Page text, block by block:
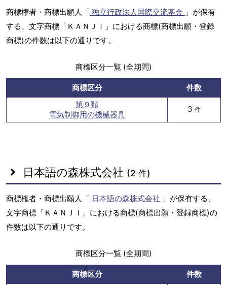
商標権者・商標出願人「 独立行政法人国際交流基金 」が保有
する、文字商標「ＫＡＮＪＩ」における商標(商標出願・登録
商標)の件数は以下の通りです。
商標区分一覧 (全期間)
商標区分
件数
第９類
電気制御用の機械器具
3 件
日本語の森株式会社 (2 件)
商標権者・商標出願人「 日本語の森株式会社 」が保有する、
文字商標「ＫＡＮＪＩ」における商標(商標出願・登録商標)の
件数は以下の通りです。
商標区分一覧 (全期間)
商標区分
件数